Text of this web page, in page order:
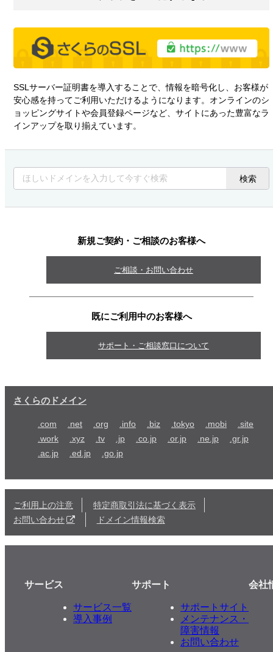
SSLサーバー証明書を導入することで、情報を暗号化し、お客様が
安心感を持ってご利用いただけるようになります。オンラインのシ
ョッピングサイトや会員登録ページなど、サイトにあった豊富なラ
インアップを取り揃えています。
検索
新規ご契約・ご相談のお客様へ
ご相談・お問い合わせ
既にご利用中のお客様へ
サポート・ご相談窓口について
さくらのドメイン
.com .net .org .info .biz .tokyo .mobi
.site
.work
.xyz .tv .jp .co.jp .or.jp .ne.jp
.gr.jp
.ac.jp
.ed.jp .go.jp
ご利用上の注意
特定商取引法に基づく表示
お問い合わせ
ドメイン情報検索
サービス
サービス一覧
導入事例
サポート
サポートサイト
メンテナンス・
障害情報
お問い合わせ
会社